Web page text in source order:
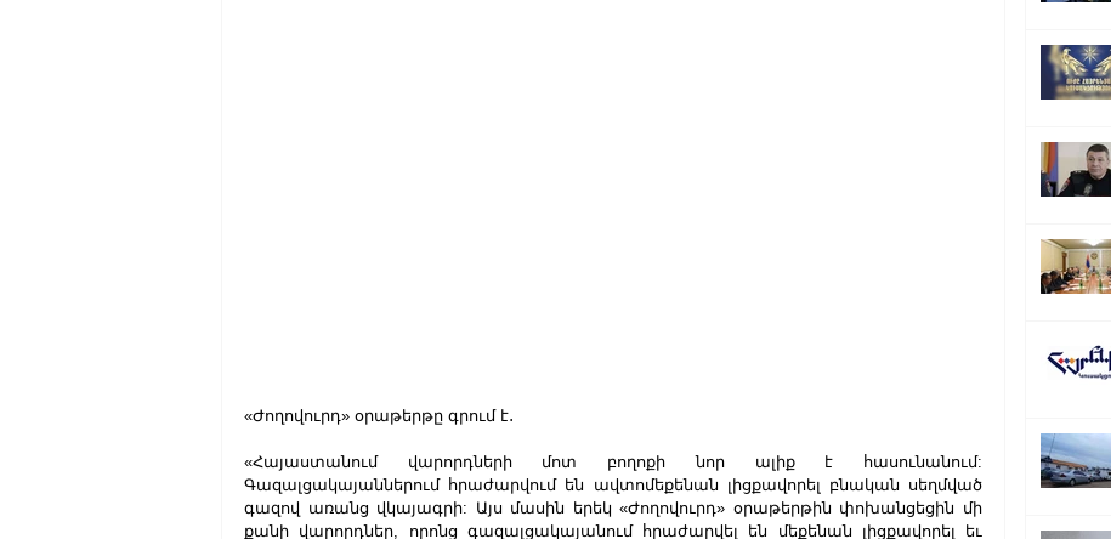
«Ժողովուրդ» օրաթերթը գրում է․
«Հայաստանում վարորդների մոտ բողոքի նոր ալիք է հասունանում:
Գազալցակայաններում հրաժարվում են ավտոմեքենան լիցքավորել բնական սեղմված
գազով առանց վկայագրի: Այս մասին երեկ «Ժողովուրդ» օրաթերթին փոխանցեցին մի
քանի վարորդներ, որոնց գազալցակայանում հրաժարվել են մեքենան լիցքավորել եւ